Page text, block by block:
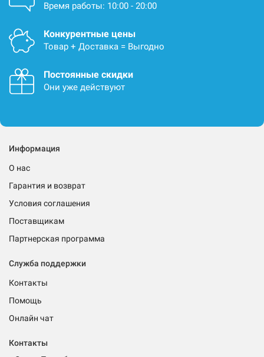
Время работы: 10:00 - 20:00
Конкурентные цены
Товар + Доставка = Выгодно
Постоянные скидки
Они уже действуют
Информация
О нас
Гарантия и возврат
Условия соглашения
Поставщикам
Партнерская программа
Служба поддержки
Контакты
Помощь
Онлайн чат
Контакты